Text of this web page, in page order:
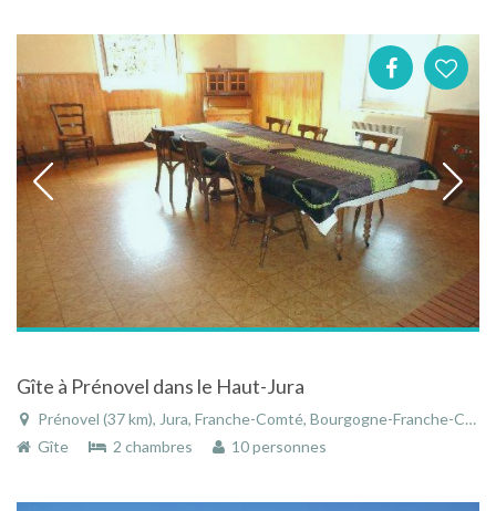
Gîte à Prénovel dans le Haut-Jura
Prénovel (37 km), Jura, Franche-Comté, Bourgogne-Franche-Comté, France
Gîte
2 chambres 10 personnes